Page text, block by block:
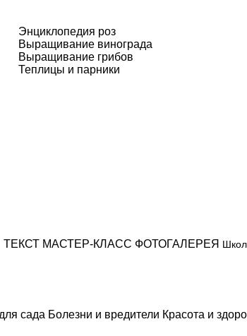
Энциклопедия роз
Выращивание винограда
Выращивание грибов
Теплицы и парники
МАСТЕР-КЛАСС ФОТОГАЛЕРЕЯ
сада Болезни и вредители Красота и